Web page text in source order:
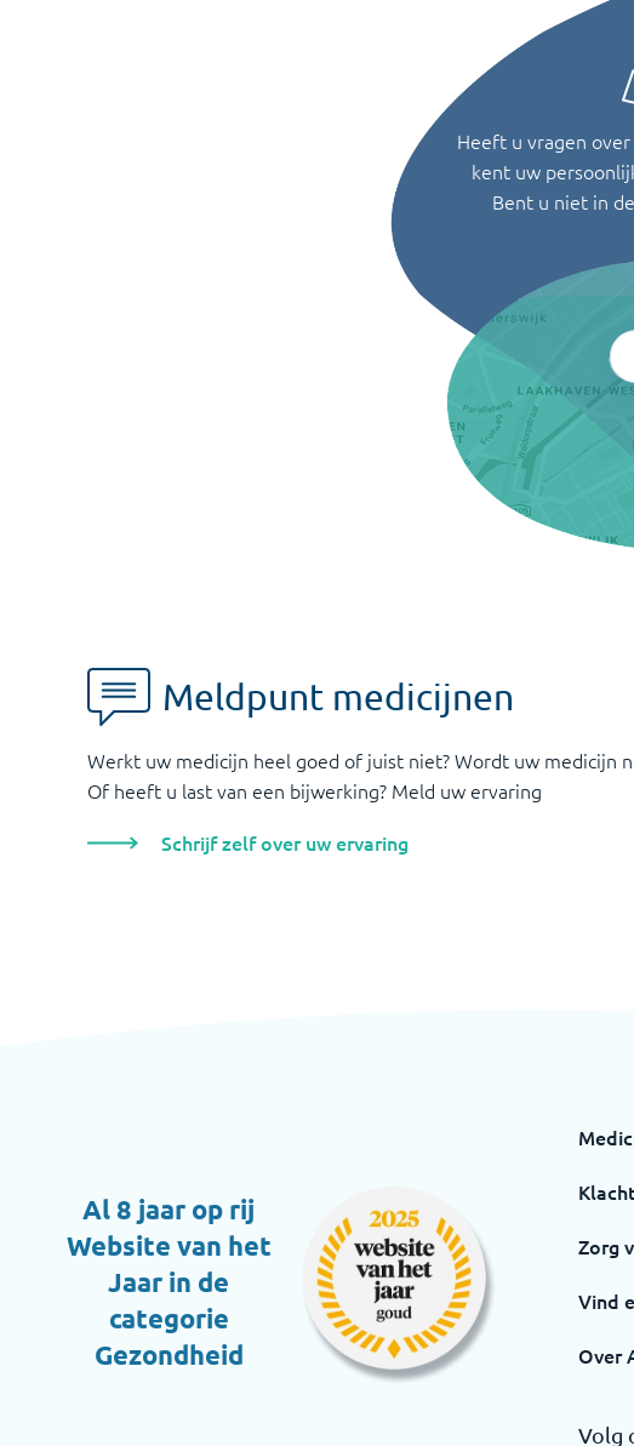
Heeft u vragen
kent uw
Bent u niet in
Meldpunt medicijnen
Werkt uw medicijn heel goed of juist niet? Wordt uw medicijn
Of heeft u last van een bijwerking? Meld uw ervaring
Schrijf zelf over uw ervaring
Al 8 jaar op rij
Website van het
Jaar in de
categorie
Gezondheid
Zorg
Vind
Over
Volg